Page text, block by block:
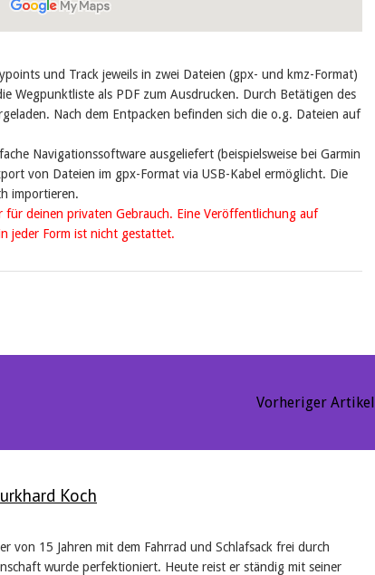
und Track jeweils in zwei Dateien (gpx- und kmz-Format)
Wegpunktliste als PDF zum Ausdrucken. Durch Betätigen des
Nach dem Entpacken befinden sich die o.g. Dateien auf
Navigationssoftware ausgeliefert (beispielsweise bei Garmin
von Dateien im gpx-Format via USB-Kabel ermöglicht. Die
importieren.
deinen privaten Gebrauch. Eine Veröffentlichung auf
jeder Form ist nicht gestattet.
Vorheriger Artikel
Koch
von 15 Jahren mit dem Fahrrad und Schlafsack frei durch
wurde perfektioniert. Heute reist er ständig mit seiner